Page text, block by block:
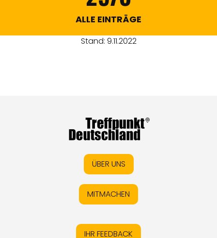
ALLE EINTRÄGE
Stand: 9.11.2022
ÜBER UNS
MITMACHEN
IHR FEEDBACK